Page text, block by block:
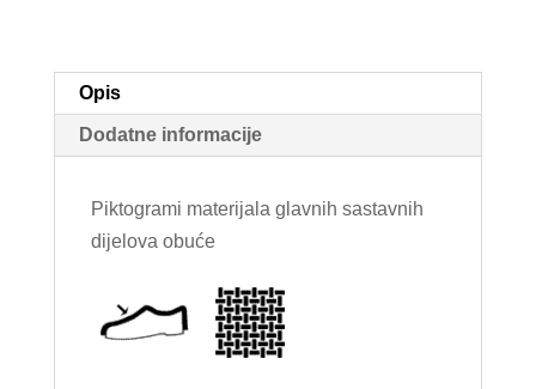
Opis
Dodatne informacije
Piktogrami materijala glavnih sastavnih
dijelova obuće